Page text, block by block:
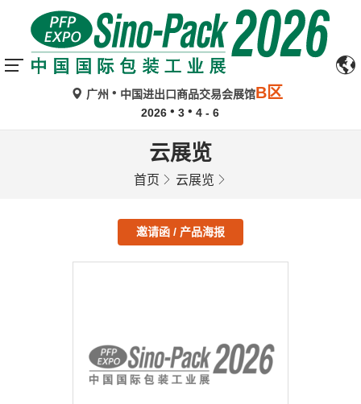
广州 中国进出口商品交易会展馆B区
2026 3 4 - 6
云展览
首页 云展览
邀请函 / 产品海报